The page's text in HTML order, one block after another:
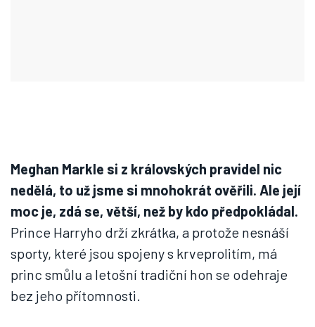
Meghan Markle si z královských pravidel nic
nedělá, to už jsme si mnohokrát ověřili. Ale její
moc je, zdá se, větší, než by kdo předpokládal.
Prince Harryho drží zkrátka, a protože nesnáší
sporty, které jsou spojeny s krveprolitím, má
princ smůlu a letošní tradiční hon se odehraje
bez jeho přítomnosti.